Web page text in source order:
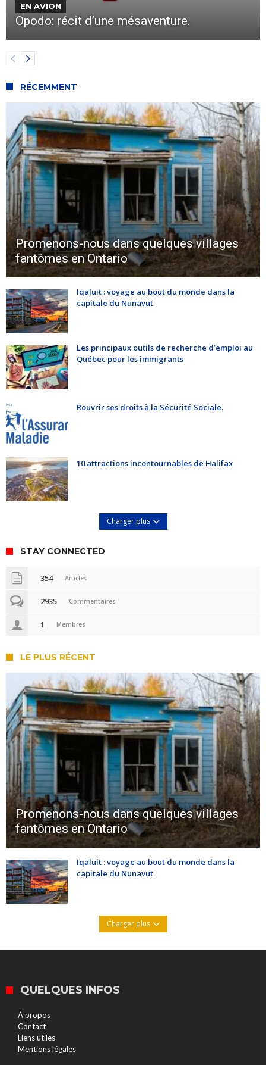
EN AVION
Opodo: récit d’une mésaventure.
RÉCEMMENT
Promenons-nous dans quelques villages
fantômes en Ontario
Iqaluit : voyage au bout du monde dans la
capitale du Nunavut
Les principaux outils de recherche d’emploi au
Québec pour les immigrants
Rouvrir ses droits à la Sécurité Sociale.
10 attractions incontournables de Halifax
Charger plus
STAY CONNECTED
354 Articles
2935 Commentaires
1 Membres
LE PLUS RÉCENT
Promenons-nous dans quelques villages
fantômes en Ontario
Iqaluit : voyage au bout du monde dans la
capitale du Nunavut
Charger plus
QUELQUES INFOS
À propos
Contact
Liens utiles
Mentions légales